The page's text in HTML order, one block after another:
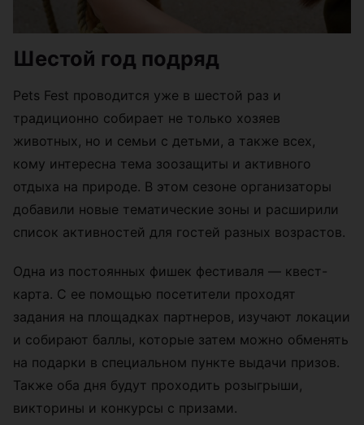
Шестой год подряд
Pets Fest проводится уже в шестой раз и
традиционно собирает не только хозяев
животных, но и семьи с детьми, а также всех,
кому интересна тема зоозащиты и активного
отдыха на природе. В этом сезоне организаторы
добавили новые тематические зоны и расширили
список активностей для гостей разных возрастов.
Одна из постоянных фишек фестиваля — квест-
карта. С ее помощью посетители проходят
задания на площадках партнеров, изучают локации
и собирают баллы, которые затем можно обменять
на подарки в специальном пункте выдачи призов.
Также оба дня будут проходить розыгрыши,
викторины и конкурсы с призами.